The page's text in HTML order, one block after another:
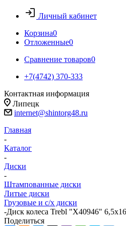
Личный кабинет
Корзина0
Отложенные0
Сравнение товаров0
+7(4742) 370-333
Контактная информация
Липецк
internet@shintorg48.ru
Главная
-
Каталог
-
Диски
-
Штампованные диски
Литые диски
Грузовые и с/х диски
-Диск колеса Trebl "X40946"
Поделиться